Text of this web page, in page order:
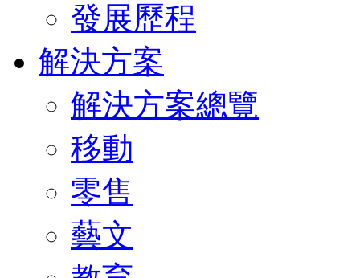
發展歷程
解決方案
解決方案總覽
移動
零售
藝文